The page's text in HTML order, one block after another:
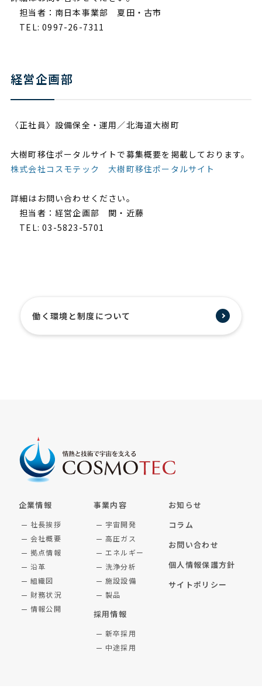
担当者：南日本事業部 夏田・古市
TEL: 0997-26-7311
経営企画部
〈正社員〉設備保全・運用／北海道大樹町
大樹町移住ポータルサイトで募集概要を掲載しております。
株式会社コスモテック 大樹町移住ポータルサイト
詳細はお問い合わせください。
担当者：経営企画部 関・近藤
TEL: 03-5823-5701
働く環境と制度について
企業情報
社長挨拶
会社概要
拠点情報
沿革
組織図
財務状況
情報公開
事業内容
宇宙開発
高圧ガス
エネルギー
洗浄分析
施設設備
製品
採用情報
新卒採用
中途採用
お知らせ
コラム
お問い合わせ
個人情報保護方針
サイトポリシー